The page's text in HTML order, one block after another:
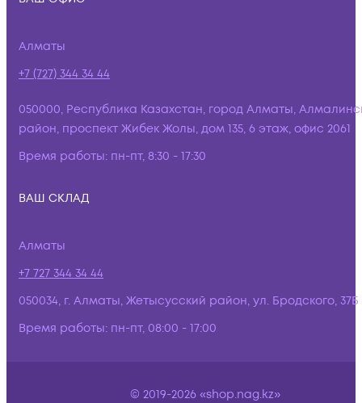
Алматы
+7 (727) 344 34 44
050000, Республика Казахстан, город Алматы,
район, проспект Жибек Жолы, дом 135, 6 этаж, офис 2061
Время работы: пн-пт, 8:30 - 17:30
ВАШ СКЛАД
Алматы
+7 727 344 34 44
050034, г. Алматы, Жетысусский район, ул. Бродского, 37Б
Время работы: пн-пт, 08:00 - 17:00
© 2019-2026 «shop.nag.kz»